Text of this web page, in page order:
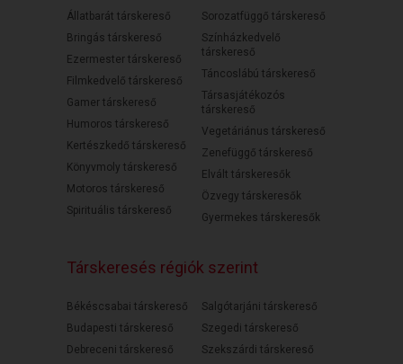
Állatbarát társkereső
Bringás társkereső
Ezermester társkereső
Filmkedvelő társkereső
Gamer társkereső
Humoros társkereső
Kertészkedő társkereső
Könyvmoly társkereső
Motoros társkereső
Spirituális társkereső
Sorozatfüggő társkereső
Színházkedvelő
társkereső
Táncoslábú társkereső
Társasjátékozós
társkereső
Vegetáriánus társkereső
Zenefüggő társkereső
Elvált társkeresők
Özvegy társkeresők
Gyermekes társkeresők
Társkeresés régiók szerint
Békéscsabai társkereső
Budapesti társkereső
Debreceni társkereső
Salgótarjáni társkereső
Szegedi társkereső
Szekszárdi társkereső